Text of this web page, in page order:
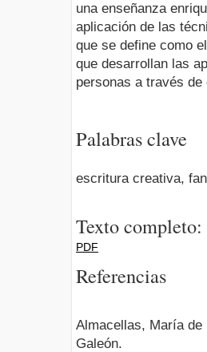
una enseñanza
aplicación de las
que se define como
que desarrollan las
personas a través de
Palabras clave
escritura creativa,
Texto completo:
PDF
Referencias
Almacellas, María de
Galeón.